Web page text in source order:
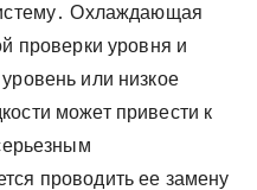
Охлаждающая
проверки уровня и
или низкое
может привести к
проводить ее замену